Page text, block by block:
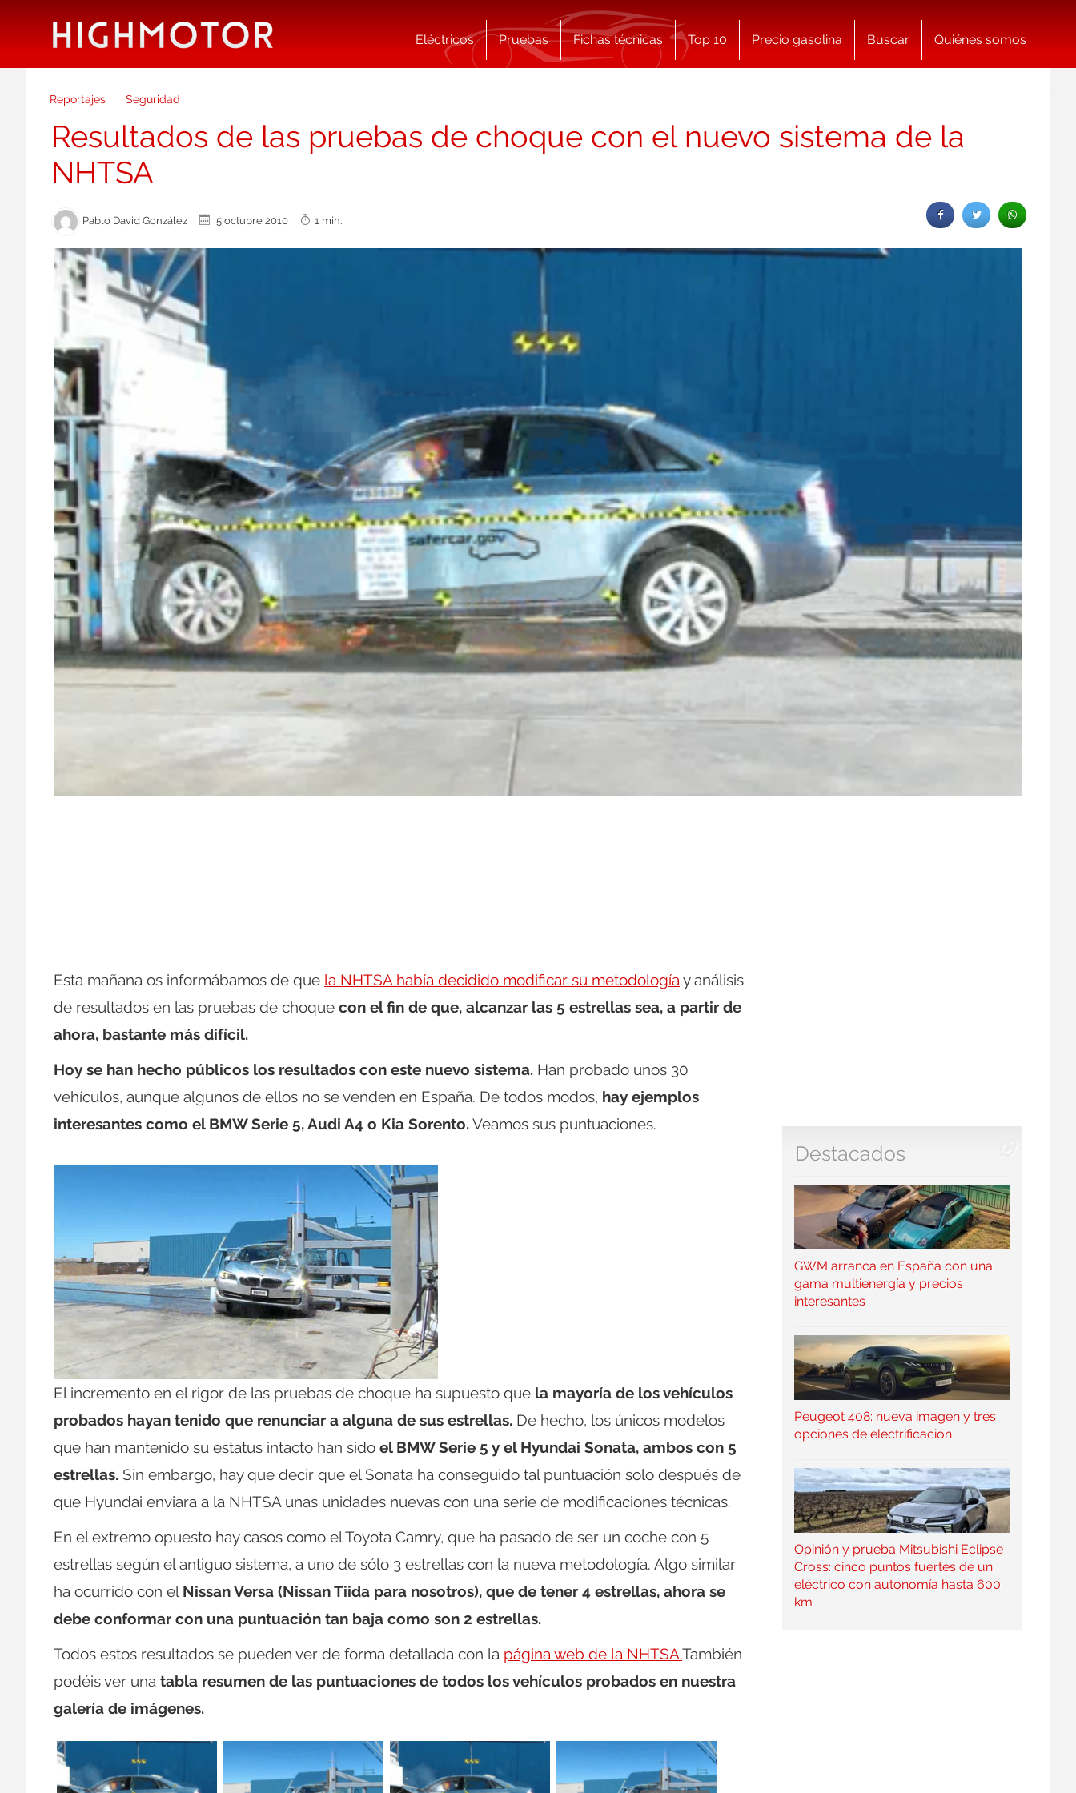
Eléctricos Pruebas Fichas técnicas Top 10 Precio gasolina Buscar Quiénes somos
Reportajes Seguridad
Resultados de las pruebas de choque con el nuevo sistema de la
NHTSA
Pablo David González 5 octubre 2010 1 min.
Esta mañana os informábamos de que la NHTSA había decidido modificar su metodología y análisis
de resultados en las pruebas de choque con el fin de que, alcanzar las 5 estrellas sea, a partir de
ahora, bastante más difícil.
Hoy se han hecho públicos los resultados con este nuevo sistema. Han probado unos 30
vehículos, aunque algunos de ellos no se venden en España. De todos modos, hay ejemplos
interesantes como el BMW Serie 5, Audi A4 o Kia Sorento.Veamos sus puntuaciones.
El incremento en el rigor de las pruebas de choque ha supuesto que la mayoría de los vehículos
probados hayan tenido que renunciar a alguna de sus estrellas. De hecho, los únicos modelos
que han mantenido su estatus intacto han sido el BMW Serie 5 y el Hyundai Sonata, ambos con 5
estrellas. Sin embargo, hay que decir que el Sonata ha conseguido tal puntuación solo después de
que Hyundai enviara a la NHTSA unas unidades nuevas con una serie de modificaciones técnicas.
En el extremo opuesto hay casos como el Toyota Camry, que ha pasado de ser un coche con 5
estrellas según el antiguo sistema, a uno de sólo 3 estrellas con la nueva metodología. Algo similar
ha ocurrido con el Nissan Versa (Nissan Tiida para nosotros), que de tener 4 estrellas, ahora se
debe conformar con una puntuación tan baja como son 2 estrellas.
Todos estos resultados se pueden ver de forma detallada con la página web de la NHTSA.También
podéis ver una tabla resumen de las puntuaciones de todos los vehículos probados en nuestra
galería de imágenes.
Destacados
GWM arranca en España con una
gama multienergía y precios
interesantes
Peugeot 408: nueva imagen y tres
opciones de electrificación
Opinión y prueba Mitsubishi Eclipse
Cross: cinco puntos fuertes de un
eléctrico con autonomía hasta 600
km